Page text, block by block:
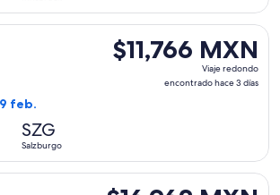
$11,766 MXN
Viaje
redondo,
$11,766 MXN
Viaje redondo
encontrado hace 3 días
feb.
SZG
Salzburgo
de British Airways, con salida el lun, 1
de Finnair, con salida el jue, 4 feb.